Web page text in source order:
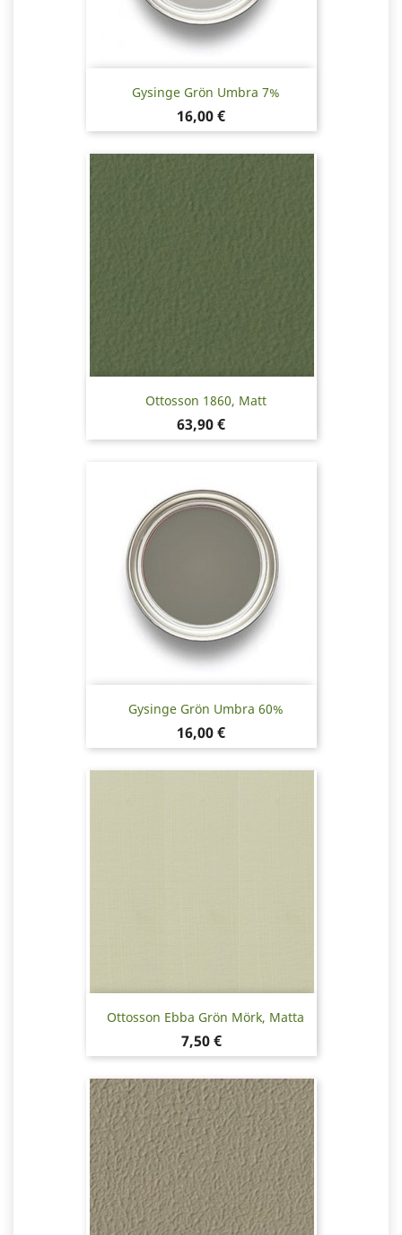
Gysinge Grön Umbra 7%
Pris
16,00 €
Ottosson 1860, Matt
Pris
63,90 €
Gysinge Grön Umbra 60%
Pris
16,00 €
Ottosson Ebba Grön Mörk, Matta
Pris
7,50 €